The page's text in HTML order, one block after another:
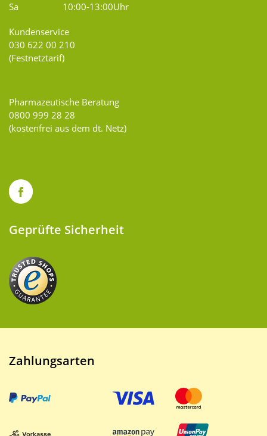
Sa
10:00-13:00Uhr
Kundenservice
030 622 00 210
(Festnetztarif)
Pharmazeutische Beratung
0800 999 28 28
(kostenfrei aus dem dt. Netz)
Geprüfte Sicherheit
Zahlungsarten